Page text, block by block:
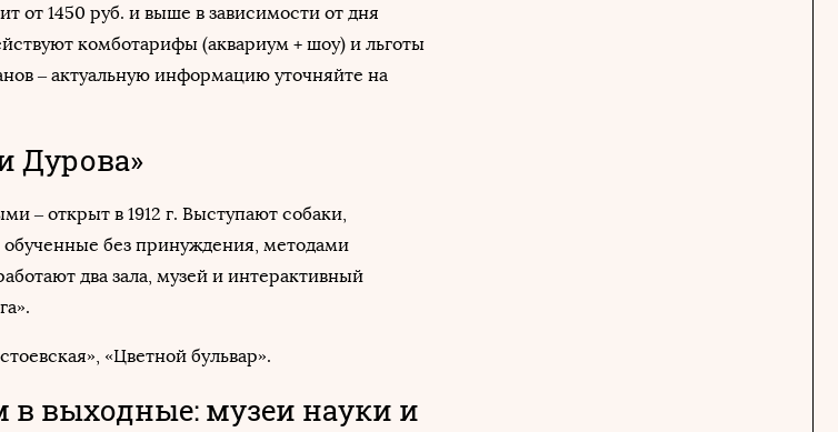
от 1450 руб. и выше в зависимости от дня
комботарифы (аквариум + шоу) и льготы
– актуальную информацию уточняйте на
Дурова»
– открыт в 1912 г. Выступают собаки,
без принуждения, методами
два зала, музей и интерактивный
«Цветной бульвар».
в выходные: музеи науки и